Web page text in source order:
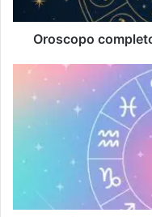
Oroscopo